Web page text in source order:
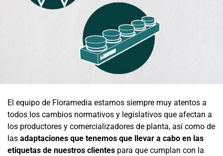
El equipo de Floramedia estamos siempre muy atentos a
todos los cambios normativos y legislativos que afectan a
los productores y comercializadores de planta, así como de
las adaptaciones que tenemos que llevar a cabo en las
etiquetas de nuestros clientes para que cumplan con la